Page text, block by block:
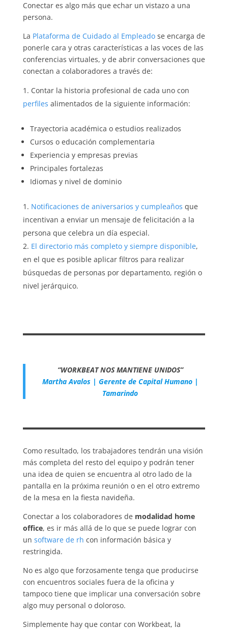
Conectar es algo más que echar un vistazo a una
persona.
La Plataforma de Cuidado al Empleadose encarga de
ponerle cara y otras características a las voces de las
conferencias virtuales, y de abrir conversaciones que
conectan a colaboradores a través de:
Contar la historia profesional de cada uno con
perfiles alimentados de la siguiente información:
Trayectoria académica o estudios realizados
Cursos o educación complementaria
Experiencia y empresas previas
Principales fortalezas
Idiomas y nivel de dominio
Notificaciones de aniversarios y cumpleaños que
incentivan a enviar un mensaje de felicitación a la
persona que celebra un día especial.
El directorio más completo y siempre disponible,
en el que es posible aplicar filtros para realizar
búsquedas de personas por departamento, región o
nivel jerárquico.
“WORKBEAT NOS MANTIENE UNIDOS”
Martha Avalos | Gerente de Capital Humano |
Tamarindo
Como resultado, los trabajadores tendrán una visión
más completa del resto del equipo y podrán tener
una idea de quien se encuentra al otro lado de la
pantalla en la próxima reunión o en el otro extremo
de la mesa en la fiesta navideña.
Conectar a los colaboradores de modalidad home
office, es ir más allá de lo que se puede lograr con
un software de rh con información básica y
restringida.
No es algo que forzosamente tenga que producirse
con encuentros sociales fuera de la oficina y
tampoco tiene que implicar una conversación sobre
algo muy personal o doloroso.
Simplemente hay que contar con Workbeat, la